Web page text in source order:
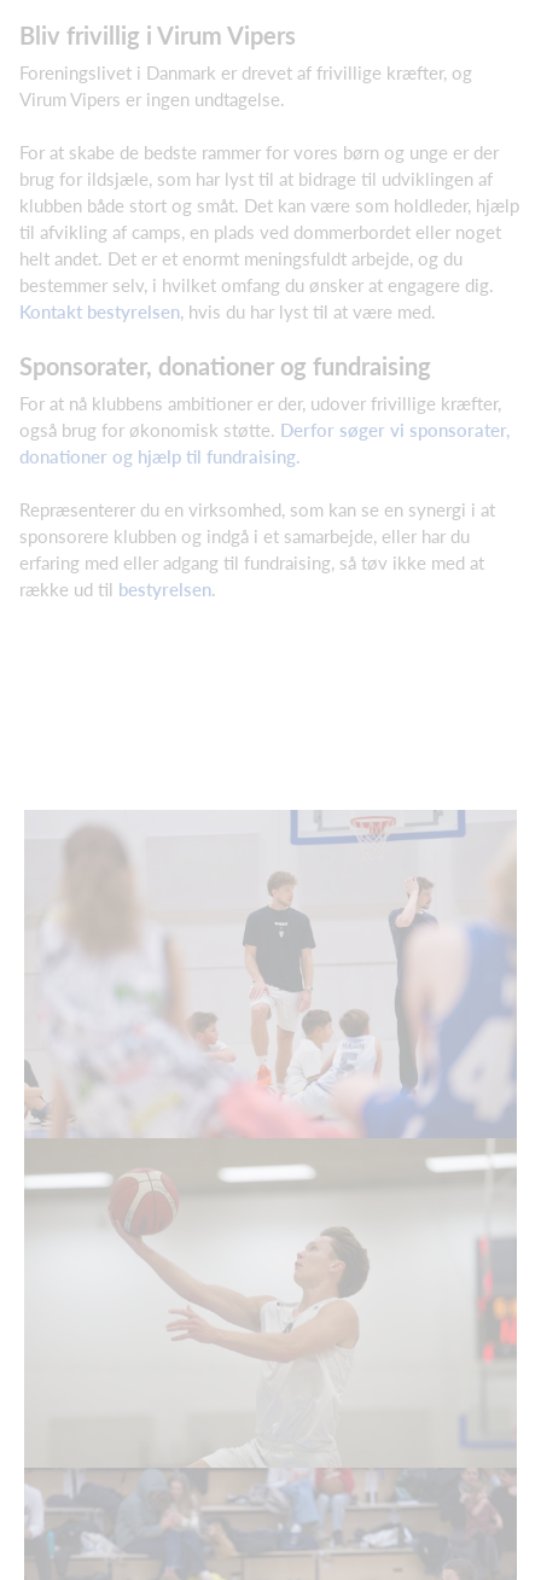
Bliv frivillig i Virum Vipers
Foreningslivet i Danmark er drevet af frivillige kræfter, og
Virum Vipers er ingen undtagelse.
For at skabe de bedste rammer for vores børn og unge er der
brug for ildsjæle, som har lyst til at bidrage til udviklingen af
klubben både stort og småt. Det kan være som holdleder, hjælp
til afvikling af camps, en plads ved dommerbordet eller noget
helt andet. Det er et enormt meningsfuldt arbejde, og du
bestemmer selv, i hvilket omfang du ønsker at engagere dig.
Kontakt bestyrelsen, hvis du har lyst til at være med.
Sponsorater, donationer og fundraising
For at nå klubbens ambitioner er der, udover frivillige kræfter,
også brug for økonomisk støtte. Derfor søger vi sponsorater,
donationer og hjælp til fundraising.
Repræsenterer du en virksomhed, som kan se en synergi i at
sponsorere klubben og indgå i et samarbejde, eller har du
erfaring med eller adgang til fundraising, så tøv ikke med at
række ud til bestyrelsen.